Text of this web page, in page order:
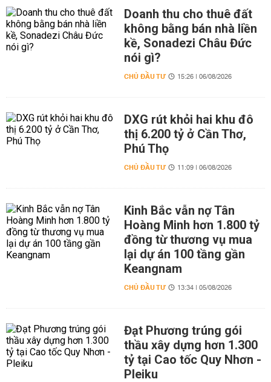
Doanh thu cho thuê đất
không bằng bán nhà liền
kề, Sonadezi Châu Đức
nói gì?
CHỦ ĐẦU TƯ 15:26 | 06/08/2026
DXG rút khỏi hai khu đô
thị 6.200 tỷ ở Cần Thơ,
Phú Thọ
CHỦ ĐẦU TƯ 11:09 | 06/08/2026
Kinh Bắc vẫn nợ Tân
Hoàng Minh hơn 1.800 tỷ
đồng từ thương vụ mua
lại dự án 100 tầng gần
Keangnam
CHỦ ĐẦU TƯ 13:34 | 05/08/2026
Đạt Phương trúng gói
thầu xây dựng hơn 1.300
tỷ tại Cao tốc Quy Nhơn -
Pleiku